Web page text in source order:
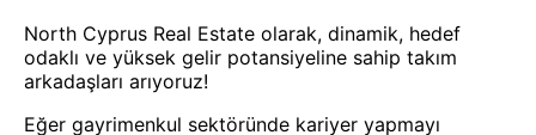
North Cyprus Real Estate olarak, dinamik, hedef
odaklı ve yüksek gelir potansiyeline sahip takım
arkadaşları arıyoruz!
Eğer gayrimenkul sektöründe kariyer yapmayı